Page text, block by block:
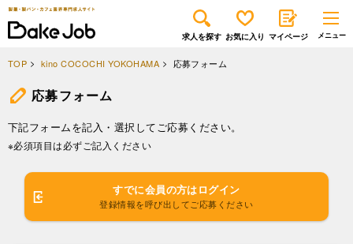
求人を探す お気に入り マイページ
TOP kino COCOCHI YOKOHAMA 応募フォーム
応募フォーム
下記フォームを記入・選択してご応募ください。
※必須項目は必ずご記入ください
すでに会員の方はログイン
登録情報を呼び出してご応募ください